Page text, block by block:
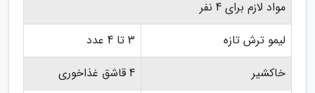
مواد لازم برای 4 نفر
لیمو ترش تازه
3 تا 4 عدد
خاکشیر
4 قاشق غذاخوری